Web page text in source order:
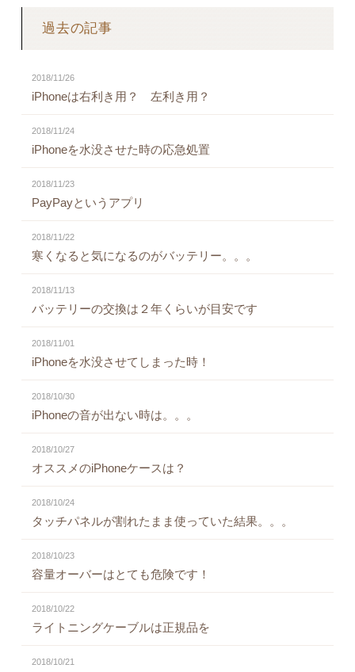
過去の記事
2018/11/26
iPhoneは右利き用？ 左利き用？
2018/11/24
iPhoneを水没させた時の応急処置
2018/11/23
PayPayというアプリ
2018/11/22
寒くなると気になるのがバッテリー。。。
2018/11/13
バッテリーの交換は２年くらいが目安です
2018/11/01
iPhoneを水没させてしまった時！
2018/10/30
iPhoneの音が出ない時は。。。
2018/10/27
オススメのiPhoneケースは？
2018/10/24
タッチパネルが割れたまま使っていた結果。。。
2018/10/23
容量オーバーはとても危険です！
2018/10/22
ライトニングケーブルは正規品を
2018/10/21